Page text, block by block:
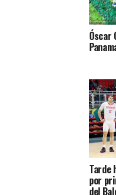
Óscar
Tarde
por
del